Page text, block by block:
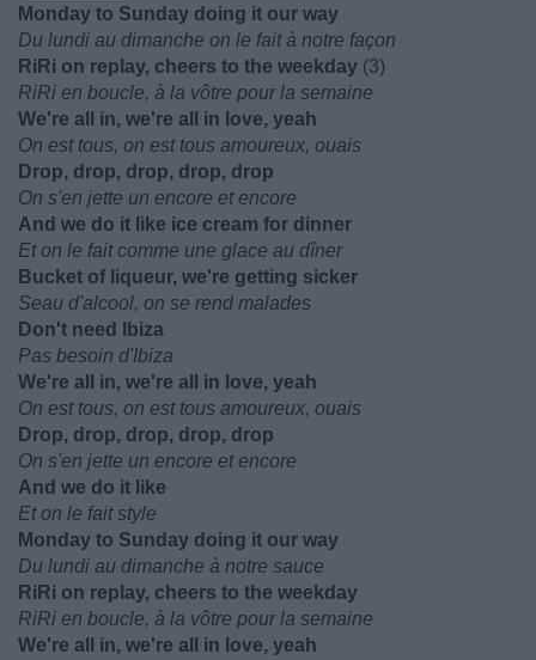
Monday to Sunday doing it our way
Du lundi au dimanche on le fait à notre façon
RiRi on replay, cheers to the weekday (3)
RiRi en boucle, à la vôtre pour la semaine
We're all in, we're all in love, yeah
On est tous, on est tous amoureux, ouais
Drop, drop, drop, drop, drop
On s'en jette un encore et encore
And we do it like ice cream for dinner
Et on le fait comme une glace au dîner
Bucket of liqueur, we're getting sicker
Seau d'alcool, on se rend malades
Don't need Ibiza
Pas besoin d'Ibiza
We're all in, we're all in love, yeah
On est tous, on est tous amoureux, ouais
Drop, drop, drop, drop, drop
On s'en jette un encore et encore
And we do it like
Et on le fait style
Monday to Sunday doing it our way
Du lundi au dimanche à notre sauce
RiRi on replay, cheers to the weekday
RiRi en boucle, à la vôtre pour la semaine
We're all in, we're all in love, yeah